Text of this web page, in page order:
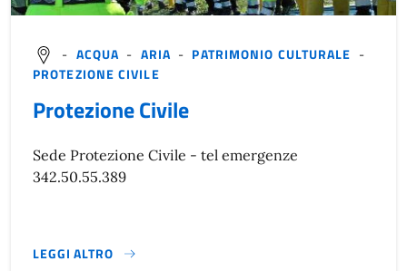
- ACQUA - ARIA - PATRIMONIO CULTURALE -
PROTEZIONE CIVILE
Protezione Civile
Sede Protezione Civile - tel emergenze
342.50.55.389
LEGGI ALTRO
}